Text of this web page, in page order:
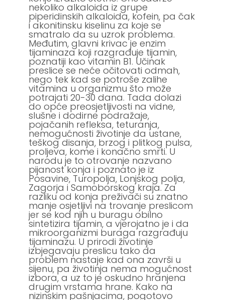
nekoliko alkaloida iz grupe
piperidinskih alkaloida, kofein, pa čak
i akonitinsku kiselinu za koje se
smatralo da su uzrok problema.
Međutim, glavni krivac je enzim
tijaminaza koji razgrađuje tijamin,
poznatiji kao vitamin B1. Učinak
preslice se neće očitovati odmah,
nego tek kad se potroše zalihe
vitamina u organizmu što može
potrajati 20-30 dana. Tada dolazi
do opće preosjetljivosti na vidne,
slušne i dodirne podražaje,
pojačanih refleksa, teturanja,
nemogućnosti životinje da ustane,
teškog disanja, brzog i plitkog pulsa,
proljeva, kome i konačno smrti. U
narodu je to otrovanje nazvano
pijanost konja i poznato je iz
Posavine, Turopolja, Lonjskog polja,
Zagorja i Samoborskog kraja. Za
razliku od konja preživači su znatno
manje osjetljivi na trovanje preslicom
jer se kod njih u buragu obilno
sintetizira tijamin, a vjerojatno je i da
mikroorganizmi buraga razgrađuju
tijaminazu. U prirodi životinje
izbjegavaju preslicu tako da
problem nastaje kad ona završi u
sijenu, pa životinja nema mogućnost
izbora, a uz to je oskudno hranjena
drugim vrstama hrane. Kako na
nizinskim pašnjacima, pogotovo